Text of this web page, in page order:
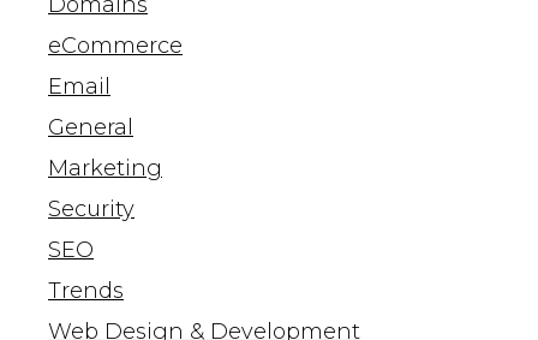
eCommerce
Email
General
Marketing
Security
SEO
Trends
Web Design & Development